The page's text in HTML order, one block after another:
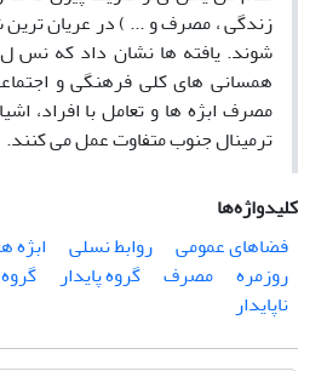
زندگی ، مصرف و ... ) در عریان
شوند. یافته ها نشان داد که نس
همسانی های کلی فرهنگی و
مصرف ابژه ها و تعامل با افراد،
ترمینال جنوب متفاوت عمل می کنند.
کلیدواژه‌ها
فضاهای عمومی
روابط نسلی ابژه
روزمره
مصرف گروه پایدار
ناپایدار